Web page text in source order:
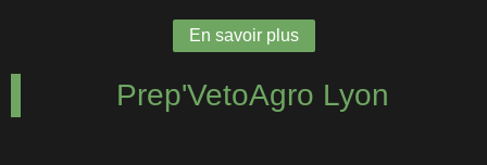
En savoir plus
Prep'VetoAgro Lyon